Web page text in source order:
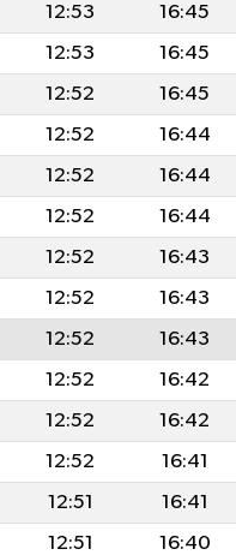
12:53 16:45
12:53 16:45
12:52 16:45
12:52 16:44
12:52 16:44
12:52 16:44
12:52 16:43
12:52 16:43
12:52 16:43
12:52 16:42
12:52 16:42
12:52 16:41
12:51 16:41
12:51 16:40